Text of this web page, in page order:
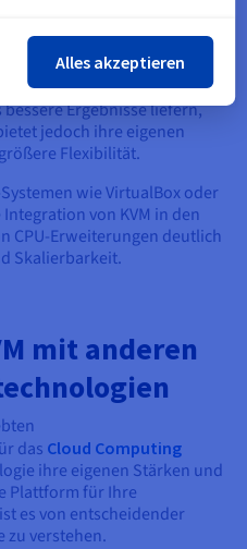
2 (oder gehostetes
vorhandenen
Hypervisoren vom Typ 1
Ergebnisse liefern,
jedoch ihre eigenen
Flexibilität.
wie VirtualBox oder
von KVM in den
CPU-Erweiterungen deutlich
Skalierbarkeit.
mit anderen
das Cloud Computing
ihre eigenen Stärken und
Plattform für Ihre
es von entscheidender
zu verstehen.
Alles akzeptieren